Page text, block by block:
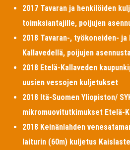
2017 Tavaran ja henkilöiden
toimksiantajille, poijujen
2018 Tavaran-, työkoneiden-
Kallavedellä, poijujen
2018 Etelä-Kallaveden
uusien vessojen kuljetukset
2018 Itä-Suomen Yliopiston/
mikromuovitutkimukset Etelä-
2018 Keinänlahden
laiturin (60m) kuljetus